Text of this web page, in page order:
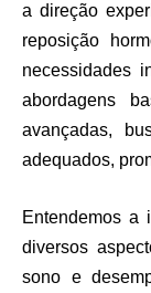
a direção
reposição
necessidades
abordagens
avançadas,
adequados,
Entendemos a
diversos
sono e